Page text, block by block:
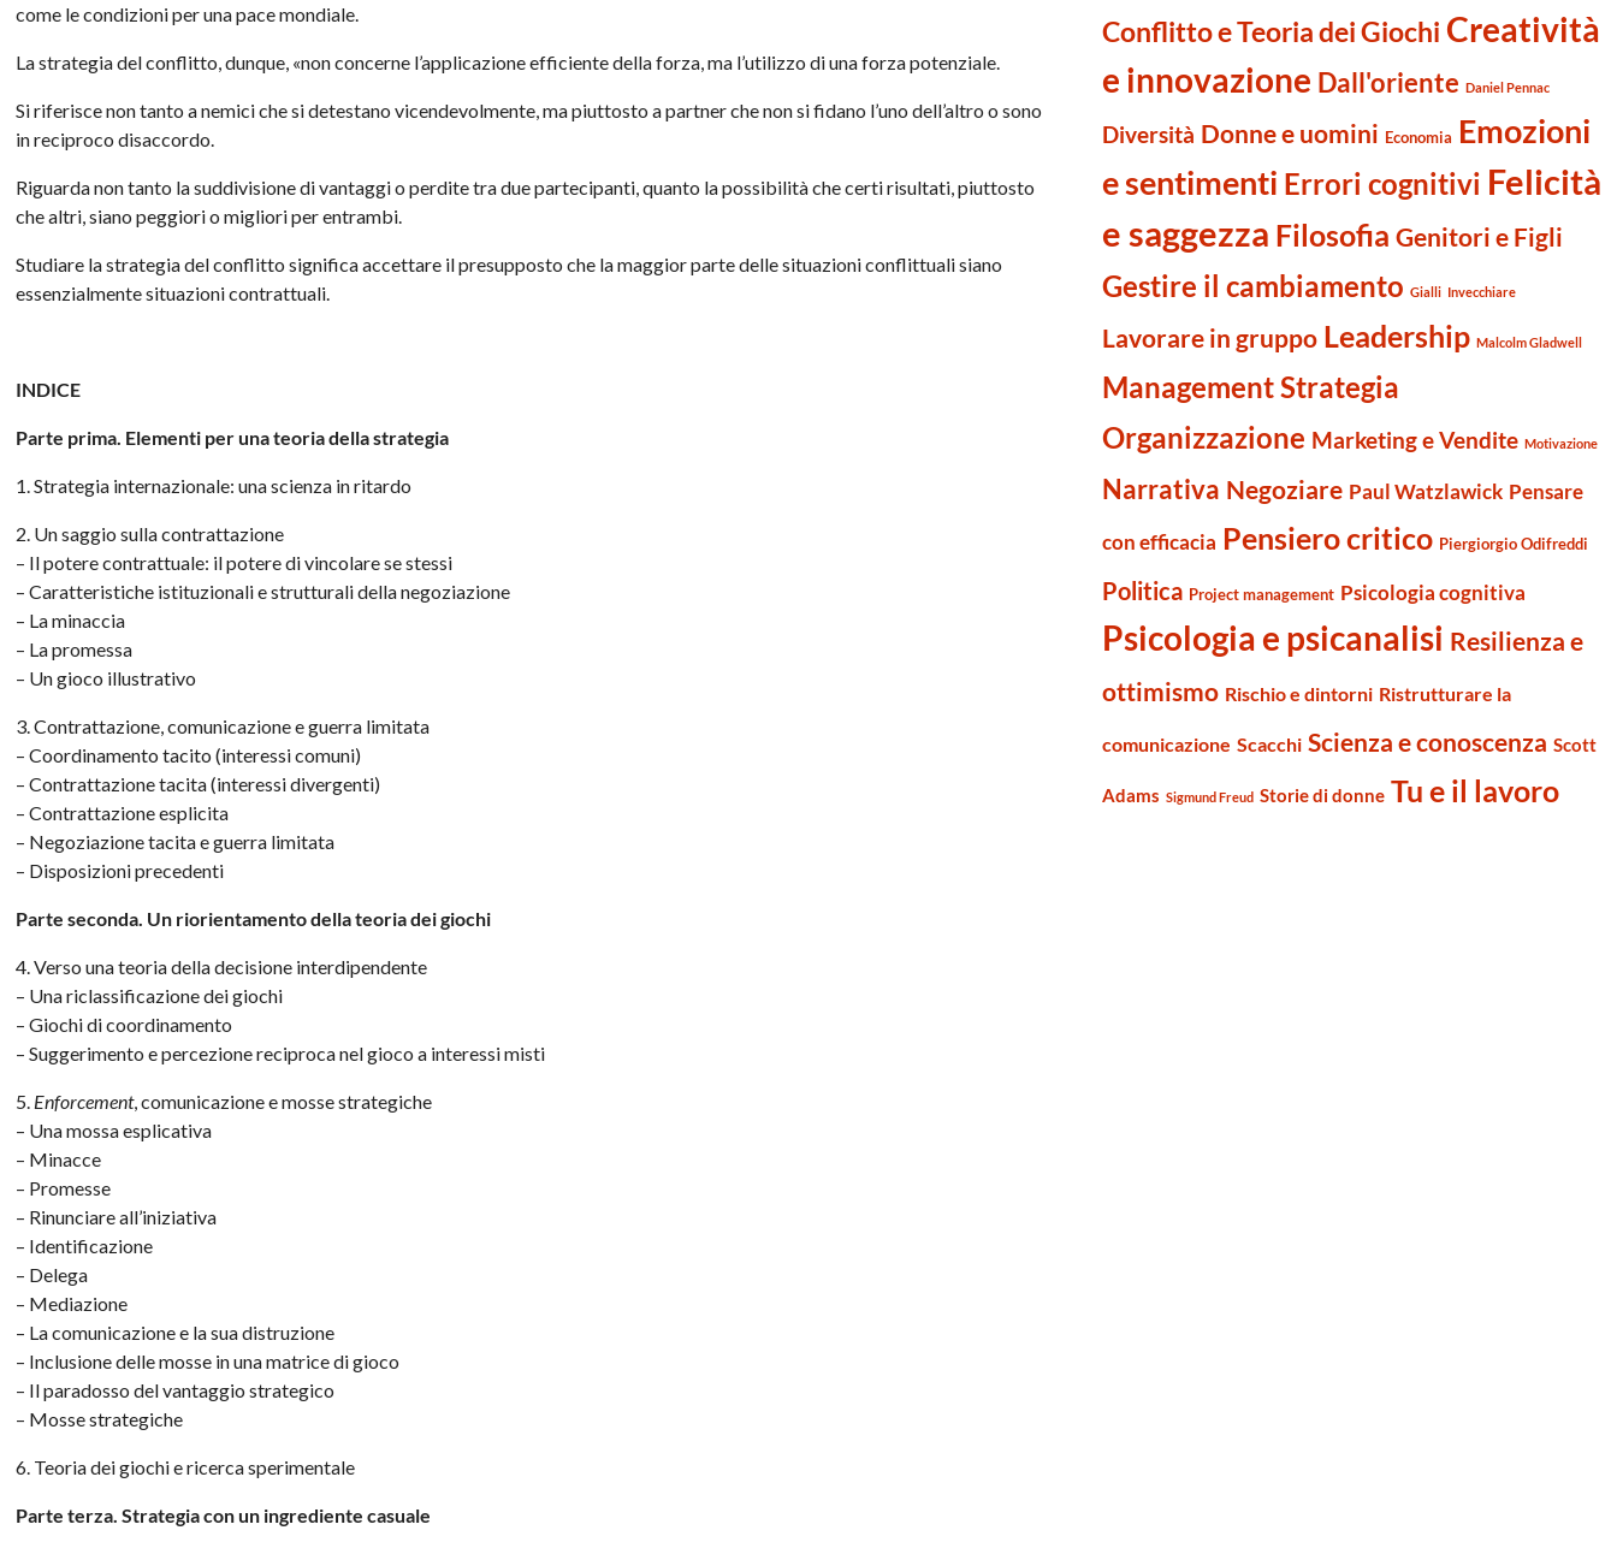
come le condizioni per una pace mondiale.
La strategia del conflitto, dunque, «non concerne l’applicazione efficiente della forza, ma l’utilizzo di una forza potenziale.
Si riferisce non tanto a nemici che si detestano vicendevolmente, ma piuttosto a partner che non si fidano l’uno dell’altro o sono
in reciproco disaccordo.
Riguarda non tanto la suddivisione di vantaggi o perdite tra due partecipanti, quanto la possibilità che certi risultati, piuttosto
che altri, siano peggiori o migliori per entrambi.
Studiare la strategia del conflitto significa accettare il presupposto che la maggior parte delle situazioni conflittuali siano
essenzialmente situazioni contrattuali.
INDICE
Parte prima. Elementi per una teoria della strategia
1. Strategia internazionale: una scienza in ritardo
2. Un saggio sulla contrattazione
– Il potere contrattuale: il potere di vincolare se stessi
– Caratteristiche istituzionali e strutturali della negoziazione
– La minaccia
– La promessa
– Un gioco illustrativo
3. Contrattazione, comunicazione e guerra limitata
– Coordinamento tacito (interessi comuni)
– Contrattazione tacita (interessi divergenti)
– Contrattazione esplicita
– Negoziazione tacita e guerra limitata
– Disposizioni precedenti
Parte seconda. Un riorientamento della teoria dei giochi
4. Verso una teoria della decisione interdipendente
– Una riclassificazione dei giochi
– Giochi di coordinamento
– Suggerimento e percezione reciproca nel gioco a interessi misti
5. Enforcement, comunicazione e mosse strategiche
– Una mossa esplicativa
– Minacce
– Promesse
– Rinunciare all’iniziativa
– Identificazione
– Delega
– Mediazione
– La comunicazione e la sua distruzione
– Inclusione delle mosse in una matrice di gioco
– Il paradosso del vantaggio strategico
– Mosse strategiche
6. Teoria dei giochi e ricerca sperimentale
Parte terza. Strategia con un ingrediente casuale
Conflitto e Teoria dei Giochi Creatività
e innovazione Dall'oriente Daniel Pennac
Diversità Donne e uomini Economia Emozioni
e sentimenti Errori cognitivi Felicità
e saggezza Filosofia Genitori e Figli
Gestire il cambiamento Gialli Invecchiare
Lavorare in gruppo Leadership Malcolm Gladwell
Management Strategia
Organizzazione Marketing e Vendite Motivazione
Narrativa Negoziare Paul Watzlawick Pensare
con efficacia Pensiero critico Piergiorgio Odifreddi
Politica Project management Psicologia cognitiva
Psicologia e psicanalisi Resilienza e
ottimismo Rischio e dintorni Ristrutturare la
comunicazione Scacchi Scienza e conoscenza Scott
Adams Sigmund Freud Storie di donne Tu e il lavoro